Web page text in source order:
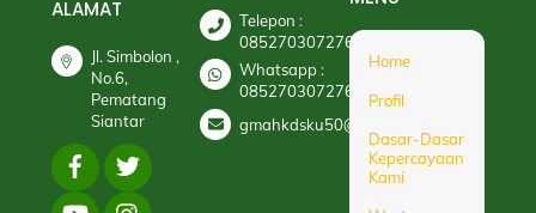
ALAMAT
Jl. Simbolon ,
No.6,
Pematang
Siantar
Telepon :
085270307276
Whatsapp :
085270307276
gmahkdsku50@gmail.com
Home
Profil
Dasar-Dasar
Kepercayaan
Kami